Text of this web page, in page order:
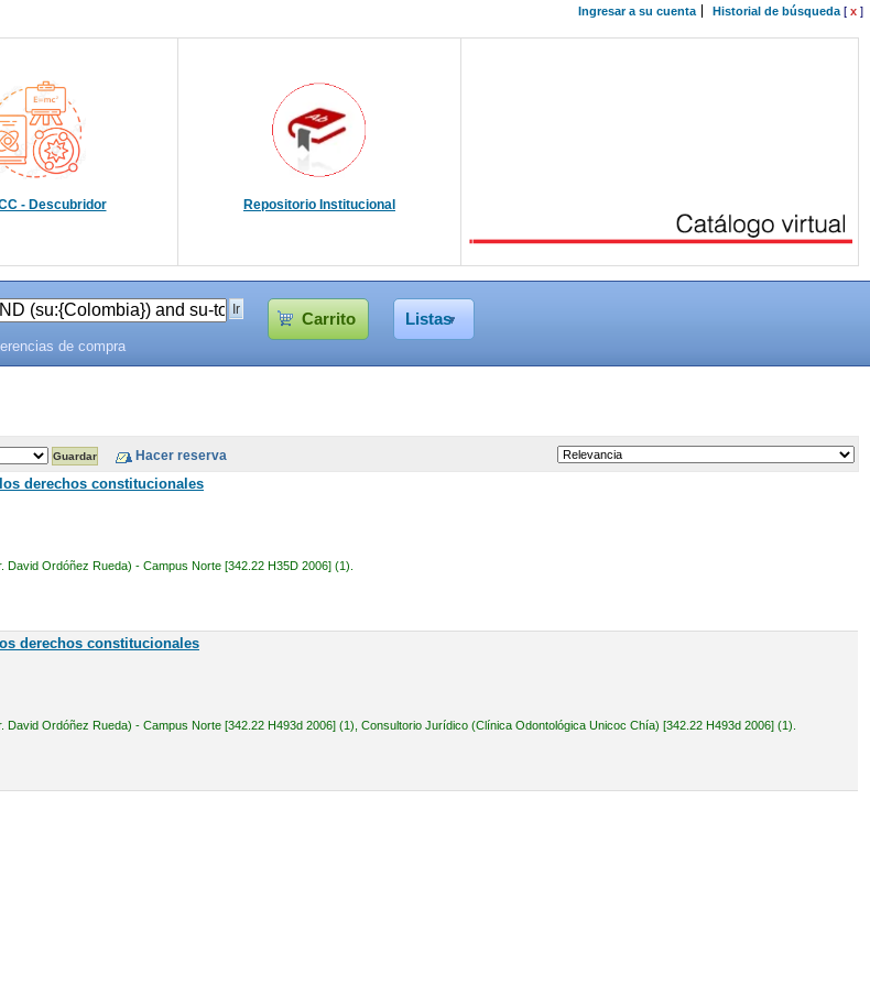
Ingresar a su cuenta Historial de búsqueda[ x ]
- Descubridor Repositorio Institucional
Carrito Listas
de compra
derechos constitucionales
David Ordóñez Rueda) - Campus Norte [342.22 H35D 2006] (1).
derechos constitucionales
David Ordóñez Rueda) - Campus Norte [342.22 H493d 2006] (1), Consultorio Jurídico (Clínica Odontológica Unicoc Chía) [342.22 H493d 2006] (1).